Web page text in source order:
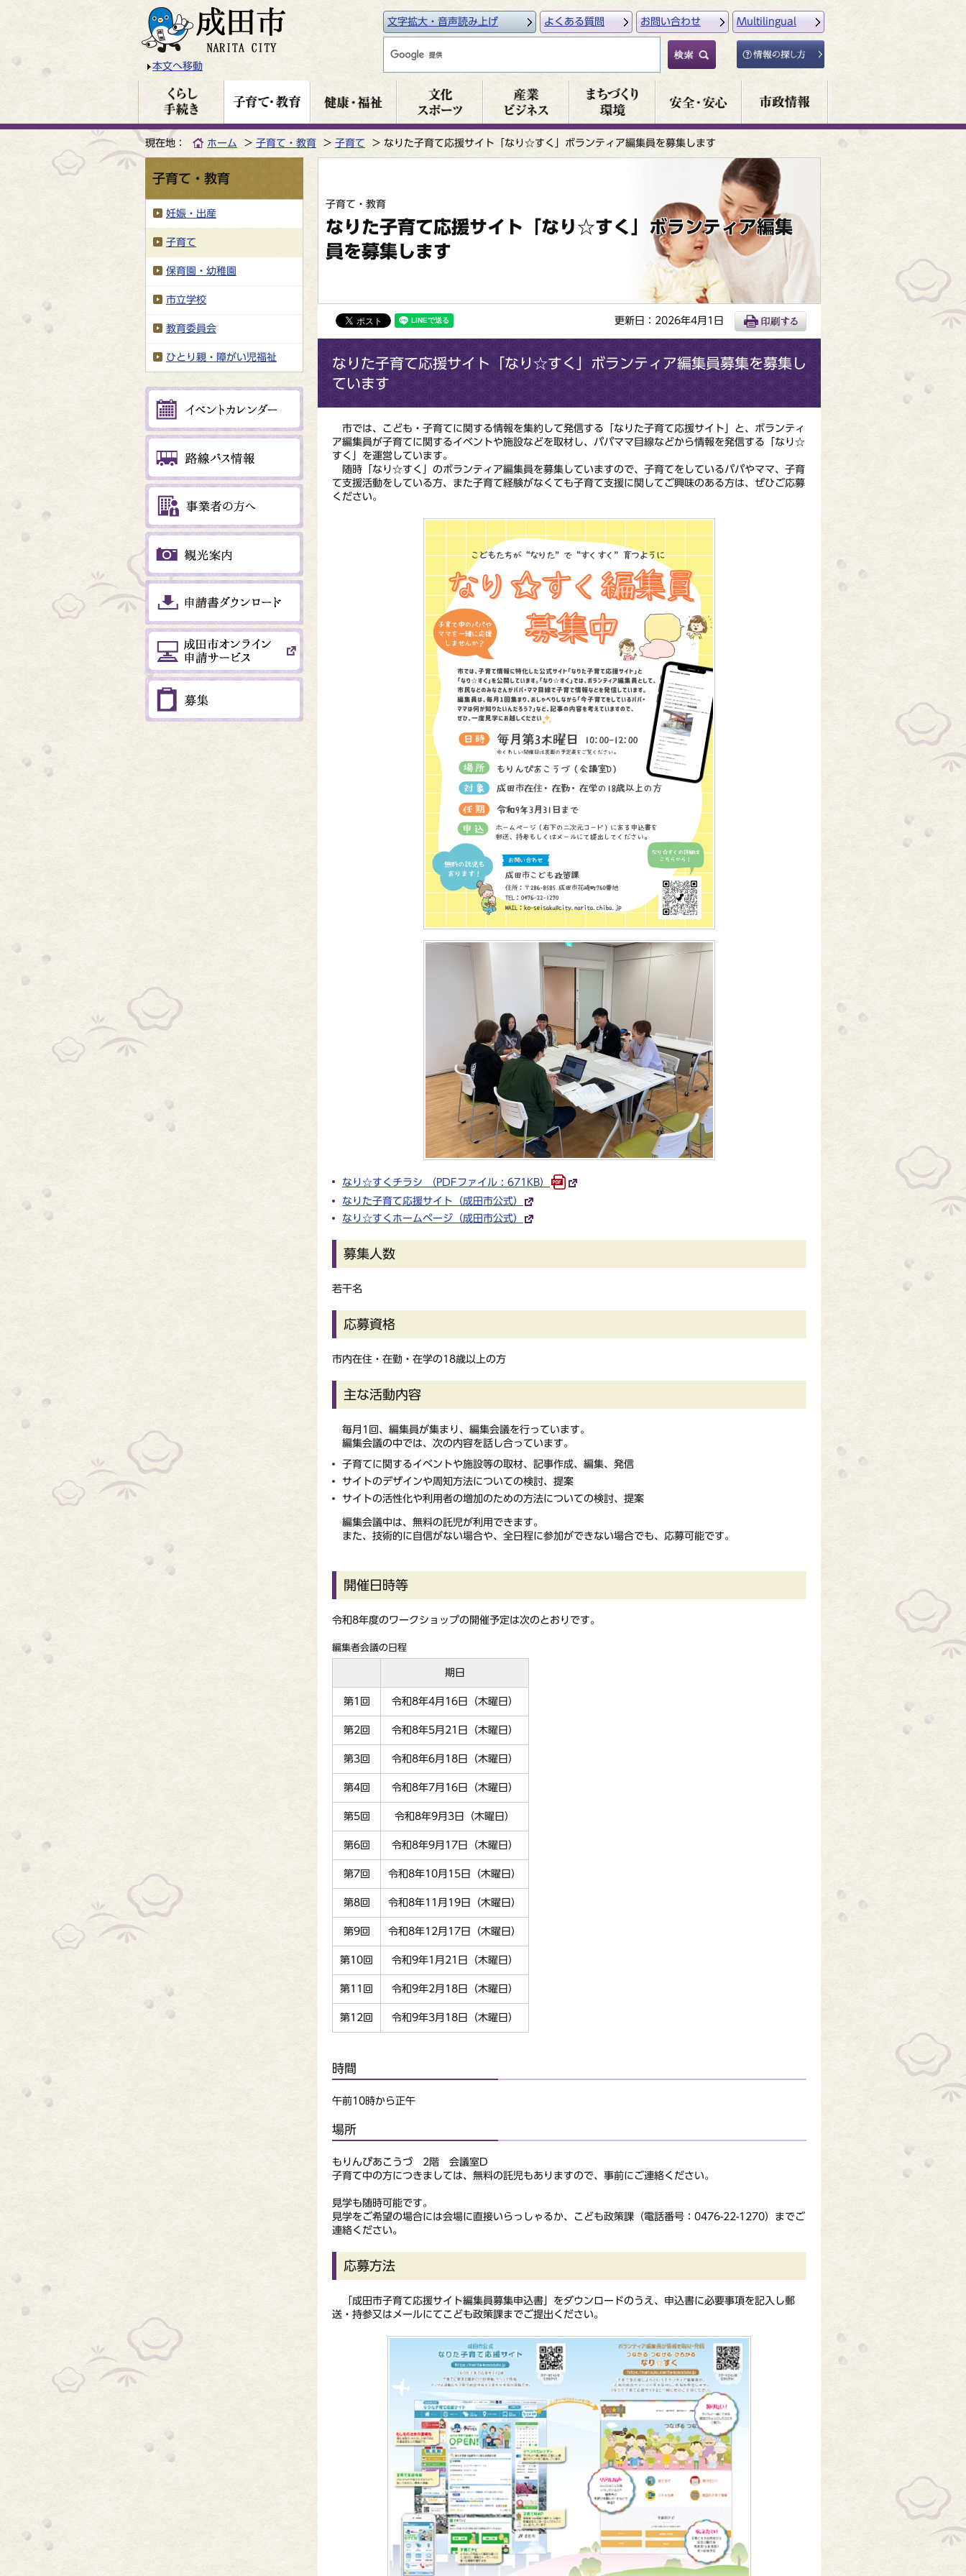
本文へ移動
文字拡大・音声読み上げ よくある質問 お問い合わせ Multilingual
現在地： ホーム 子育て・教育 子育て なりた子育て応援サイト「なり☆すく」ボランティア編集員を募集します
子育て・教育
なりた子育て応援サイト「なり☆すく」ボランティア編集
員を募集します
更新日：2026年4月1日
なりた子育て応援サイト「なり☆すく」ボランティア編集員募集を募集し
ています
市では、こども・子育てに関する情報を集約して発信する「なりた子育て応援サイト」と、ボランティ
ア編集員が子育てに関するイベントや施設などを取材し、パパママ目線などから情報を発信する「なり☆
すく」を運営しています。
随時「なり☆すく」のボランティア編集員を募集していますので、子育てをしているパパやママ、子育
て支援活動をしている方、また子育て経験がなくても子育て支援に関してご興味のある方は、ぜひご応募
ください。
なり☆すくチラシ （PDFファイル : 671KB）
なりた子育て応援サイト（成田市公式）
なり☆すくホームページ（成田市公式）
募集人数
若干名
応募資格
市内在住・在勤・在学の18歳以上の方
主な活動内容
毎月1回、編集員が集まり、編集会議を行っています。
編集会議の中では、次の内容を話し合っています。
子育てに関するイベントや施設等の取材、記事作成、編集、発信
サイトのデザインや周知方法についての検討、提案
サイトの活性化や利用者の増加のための方法についての検討、提案
編集会議中は、無料の託児が利用できます。
また、技術的に自信がない場合や、全日程に参加ができない場合でも、応募可能です。
開催日時等
令和8年度のワークショップの開催予定は次のとおりです。
編集者会議の日程
期日
第1回 令和8年4月16日（木曜日）
第2回 令和8年5月21日（木曜日）
第3回 令和8年6月18日（木曜日）
第4回 令和8年7月16日（木曜日）
第5回 令和8年9月3日（木曜日）
第6回 令和8年9月17日（木曜日）
第7回 令和8年10月15日（木曜日）
第8回 令和8年11月19日（木曜日）
第9回 令和8年12月17日（木曜日）
第10回 令和9年1月21日（木曜日）
第11回 令和9年2月18日（木曜日）
第12回 令和9年3月18日（木曜日）
時間
午前10時から正午
場所
もりんぴあこうづ 2階 会議室D
子育て中の方につきましては、無料の託児もありますので、事前にご連絡ください。
見学も随時可能です。
見学をご希望の場合には会場に直接いらっしゃるか、こども政策課（電話番号：0476-22-1270）までご
連絡ください。
応募方法
「成田市子育て応援サイト編集員募集申込書」をダウンロードのうえ、申込書に必要事項を記入し郵
送・持参又はメールにてこども政策課までご提出ください。
子育て・教育
妊娠・出産
子育て
保育園・幼稚園
市立学校
教育委員会
ひとり親・障がい児福祉